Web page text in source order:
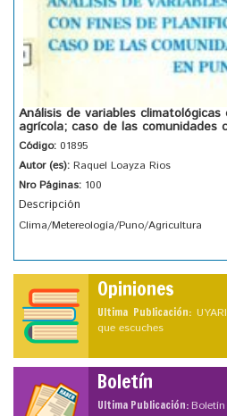
Análisis de variables
agrícola; caso de las comunidades
Código: 01895
Autor (es): Raquel Loayza Rios
Nro Páginas: 100
Descripción
Clima/Metereología/Puno/Agricultura
Opiniones
Ultima Publicación:
que escuches
Boletín
Ultima Publicación: